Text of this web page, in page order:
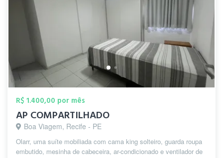
R$ 1.400,00 por mês
AP COMPARTILHADO
Boa Viagem, Recife - PE
Olarr, uma suíte mobiliada com cama king solteiro, guarda roupa
embutido, mesinha de cabeceira, ar-condicionado e ventilador de